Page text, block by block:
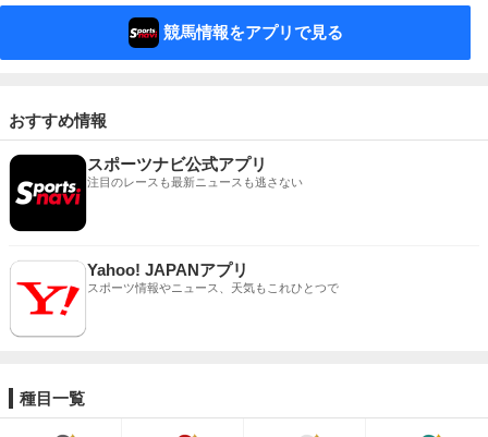
競馬情報をアプリで見る
おすすめ情報
スポーツナビ公式アプリ
注目のレースも最新ニュースも逃さない
Yahoo! JAPANアプリ
スポーツ情報やニュース、天気もこれひとつで
種目一覧